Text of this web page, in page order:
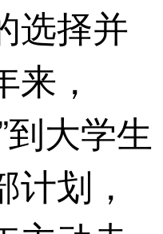
择并
，
到大学生
划，